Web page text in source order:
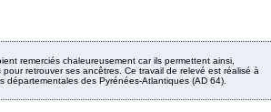
remerciés chaleureusement car ils permettent ainsi,
retrouver ses ancêtres. Ce travail de relevé est réalisé à
départementales des Pyrénées-Atlantiques (AD 64).